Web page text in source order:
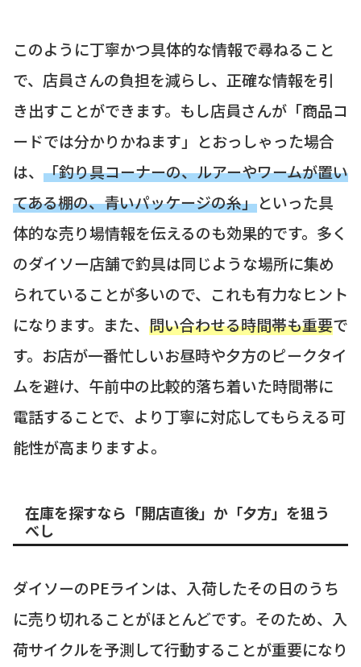
このように丁寧かつ具体的な情報で尋ねること
で、店員さんの負担を減らし、正確な情報を引
き出すことができます。もし店員さんが「商品コ
ードでは分かりかねます」とおっしゃった場合
は、 「釣り具コーナーの、ルアーやワームが置い
てある棚の、青いパッケージの糸」といった具
体的な売り場情報を伝えるのも効果的です。多く
のダイソー店舗で釣具は同じような場所に集め
られていることが多いので、これも有力なヒント
になります。また、 問い合わせる時間帯も重要で
す。お店が一番忙しいお昼時や夕方のピークタイ
ムを避け、午前中の比較的落ち着いた時間帯に
電話することで、より丁寧に対応してもらえる可
能性が高まりますよ。
在庫を探すなら「開店直後」か「夕方」を狙う
べし
ダイソーのPEラインは、入荷したその日のうち
に売り切れることがほとんどです。そのため、入
荷サイクルを予測して行動することが重要になり